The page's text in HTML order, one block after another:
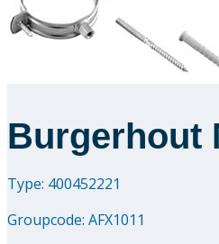
Burgerhout
Type: 400452221
Groupcode: AFX1011